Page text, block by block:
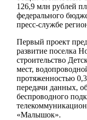
126,9 млн рублей
федерального
пресс-службе
Первый проект
развитие поселка
строительство
мест,
протяженностью
передачи данных,
беспроводного
«Малышок».